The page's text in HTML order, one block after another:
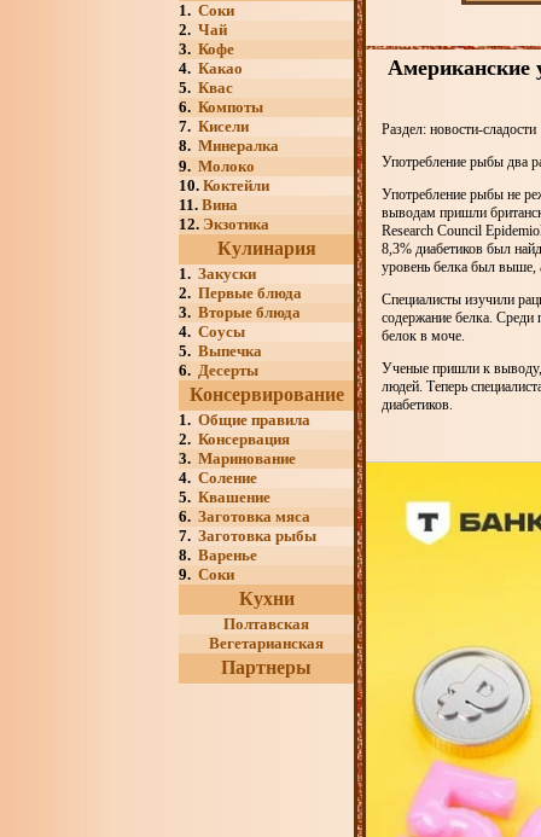
1. Соки
2. Чай
3. Кофе
4. Какао
5. Квас
6. Компоты
7. Кисели
8. Минералка
9. Молоко
10. Коктейли
11. Вина
12. Экзотика
Кулинария
1. Закуски
2. Первые блюда
3. Вторые блюда
4. Соусы
5. Выпечка
6. Десерты
Консервирование
1. Общие правила
2. Консервация
3. Маринование
4. Соление
5. Квашение
6. Заготовка мяса
7. Заготовка рыбы
8. Варенье
9. Соки
Кухни
Полтавская
Вегетарианская
Партнеры
Американские
Раздел: новости-сладости
Употребление рыбы два
Употребление рыбы не
выводам пришли
Research Council
8,3% диабетиков был
уровень белка был
Специалисты изучили
содержание белка.
белок в моче.
Ученые пришли к выводу,
людей. Теперь
диабетиков.